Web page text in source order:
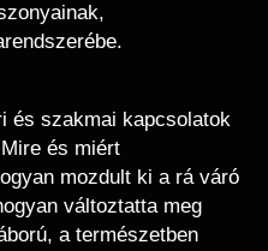
és szakmai kapcsolatok
és miért
mozdult ki a rá váró
változtatta meg
a természetben